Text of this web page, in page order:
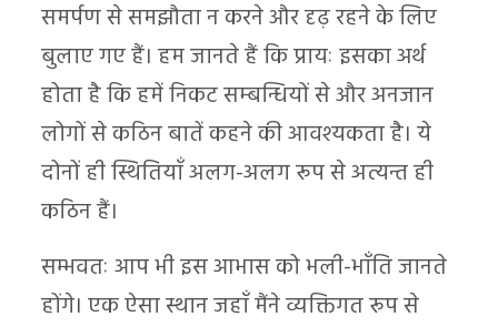
समर्पण से समझौता न करने और दृढ़ रहने के लिए
बुलाए गए हैं। हम जानते हैं कि प्रायः इसका अर्थ
होता है कि हमें निकट सम्बन्धियों से और अनजान
लोगों से कठिन बातें कहने की आवश्यकता है। ये
दोनों ही स्थितियाँ अलग-अलग रूप से अत्यन्त ही
कठिन हैं।
सम्भवतः आप भी इस आभास को भली-भाँति जानते
होंगे। एक ऐसा स्थान जहाँ मैंने व्यक्तिगत रूप से